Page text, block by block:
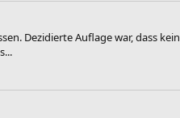
Dezidierte Auflage war, dass